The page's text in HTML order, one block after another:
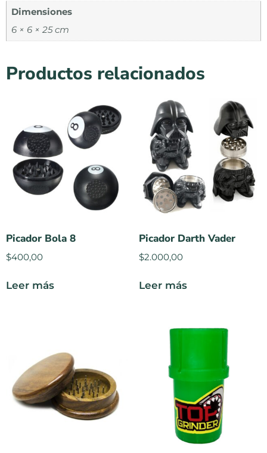
Dimensiones
6 × 6 × 25 cm
Productos relacionados
Picador Bola 8
$400,00
Leer más
Picador Darth Vader
$2.000,00
Leer más